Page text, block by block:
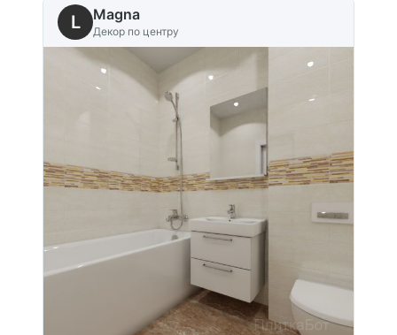
L Magna
Декор по центру